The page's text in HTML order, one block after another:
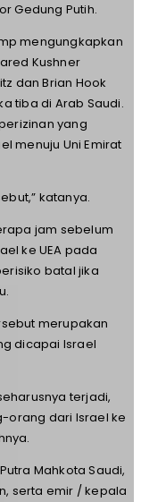
Gedung Putih.
mengungkapkan
Kushner
dan Brian Hook
tiba di Arab Saudi.
yang
menuju Uni Emirat
katanya.
jam sebelum
ke UEA pada
batal jika
merupakan
dicapai Israel
terjadi,
orang dari Israel ke
Mahkota Saudi,
serta emir / kepala